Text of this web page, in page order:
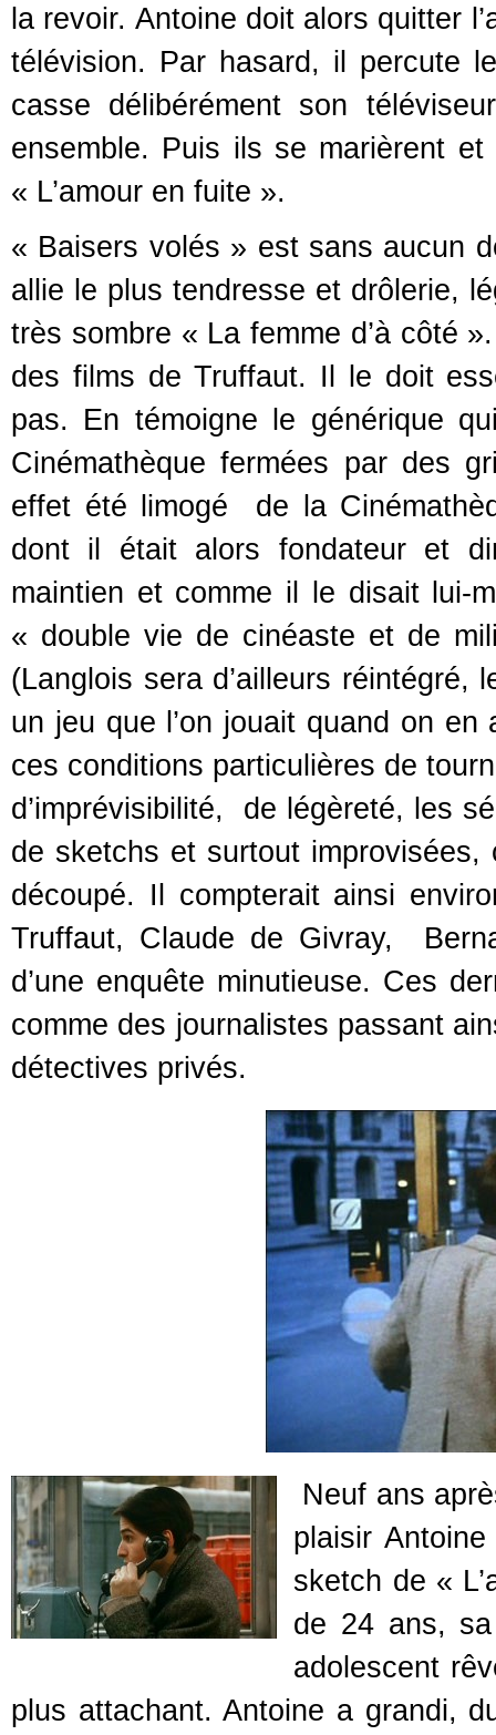
la revoir. Antoine doit alors quitter
télévision. Par hasard, il percute
casse délibérément son
ensemble. Puis ils se marièrent
« L’amour en fuite ».
« Baisers volés » est sans aucun
allie le plus tendresse et drôlerie,
très sombre « La femme d’à côté
des films de Truffaut. Il le doit
pas. En témoigne le générique
Cinémathèque fermées par des
effet été limogé de la
dont il était alors fondateur et
maintien et comme il le disait lui-
« double vie de cinéaste et de
(Langlois sera d’ailleurs
un jeu que l’on jouait quand on
ces conditions particulières de
d’imprévisibilité, de légèreté, les
de sketchs et surtout
découpé. Il compterait ainsi
Truffaut, Claude de Givray,
d’une enquête minutieuse. Ces
comme des journalistes passant
détectives privés.
Neuf ans
plaisir
sketch de «
de 24 ans, sa
adolescent
plus attachant. Antoine a grandi,